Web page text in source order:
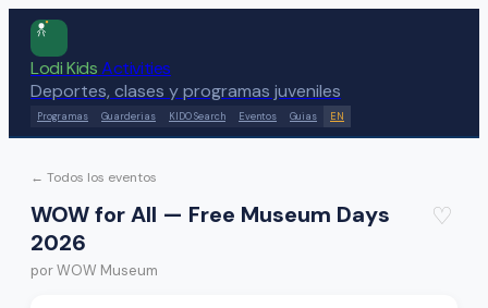
Lodi KidsActivities
Deportes, clases y programas juveniles
Programas Guarderias KIDO Search Eventos Guias EN
← Todos los eventos
WOW for All — Free Museum Days
2026
♡
porWOW Museum